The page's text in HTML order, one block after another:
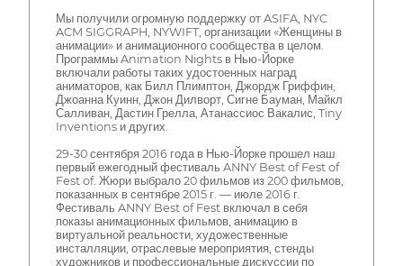
Мы получили огромную поддержку от ASIFA, NYC
ACM SIGGRAPH, NYWIFT, организации «Женщины в
анимации» и анимационного сообщества в целом.
Программы Animation Nights в Нью-Йорке
включали работы таких удостоенных наград
аниматоров, как Билл Плимптон, Джордж Гриффин,
Джоанна Куинн, Джон Дилворт, Сигне Бауман, Майкл
Салливан, Дастин Грелла, Атанассиос Вакалис, Tiny
Inventions и других.
29-30 сентября 2016 года в Нью-Йорке прошел наш
первый ежегодный фестиваль ANNY Best of Fest of
Fest of. Жюри выбрало 20 фильмов из 200 фильмов,
показанных в сентябре 2015 г. — июле 2016 г.
Фестиваль ANNY Best of Fest включал в себя
показы анимационных фильмов, анимацию в
виртуальной реальности, художественные
инсталляции, отраслевые мероприятия, стенды
художников и профессиональные дискуссии по